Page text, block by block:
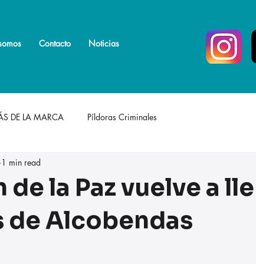
Más
Contacto Noticias
DE LA MARCA Píldoras Criminales
de la Paz vuelve a
de Alcobendas
1 min read